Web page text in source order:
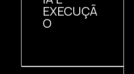
EXECUÇÃ
O